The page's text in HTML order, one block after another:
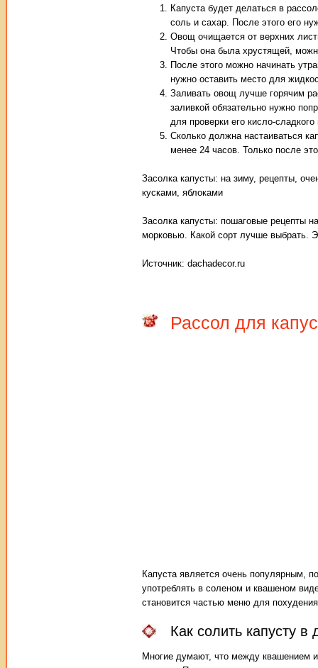
Капуста будет делаться в
соль и сахар. После этого его
Овощ очищается от верхних
Чтобы она была хрустящей,
После этого можно начинать
нужно оставить место для
Заливать овощ лучше горячим
заливкой обязательно нужно
для проверки его кисло-
Сколько должна настаиваться
менее 24 часов. Только после
Засолка капусты: на зиму, рецепты,
кусками, яблоками
Засолка капусты: пошаговые рецепты
морковью. Какой сорт лучше выбрать.
Источник: dachadecor.ru
Рассол для
Капуста является очень популярным,
употреблять в соленом и квашеном
становится частью меню для
Как солить капусту
Многие думают, что между квашением